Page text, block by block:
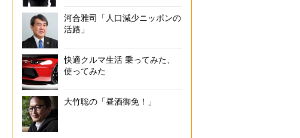
河合雅司「人口減少ニッポンの
活路」
快適クルマ生活 乗ってみた、
使ってみた
大竹聡の「昼酒御免！」